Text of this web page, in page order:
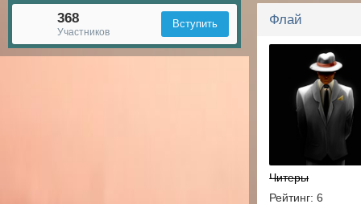
368
Участников
Вступить Флай
Читеры
Рейтинг: 6